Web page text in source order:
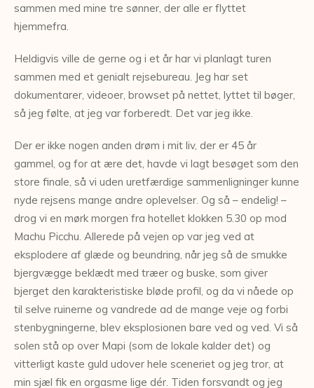
sammen med mine tre sønner, der alle er flyttet
hjemmefra.
Heldigvis ville de gerne og i et år har vi planlagt turen
sammen med et genialt rejsebureau. Jeg har set
dokumentarer, videoer, browset på nettet, lyttet til bøger,
så jeg følte, at jeg var forberedt. Det var jeg ikke.
Der er ikke nogen anden drøm i mit liv, der er 45 år
gammel, og for at ære det, havde vi lagt besøget som den
store finale, så vi uden uretfærdige sammenligninger kunne
nyde rejsens mange andre oplevelser. Og så – endelig! –
drog vi en mørk morgen fra hotellet klokken 5.30 op mod
Machu Picchu. Allerede på vejen op var jeg ved at
eksplodere af glæde og beundring, når jeg så de smukke
bjergvægge beklædt med træer og buske, som giver
bjerget den karakteristiske bløde profil, og da vi nåede op
til selve ruinerne og vandrede ad de mange veje og forbi
stenbygningerne, blev eksplosionen bare ved og ved. Vi så
solen stå op over Mapi (som de lokale kalder det) og
vitterligt kaste guld udover hele sceneriet og jeg tror, at
min sjæl fik en orgasme lige dér. Tiden forsvandt og jeg